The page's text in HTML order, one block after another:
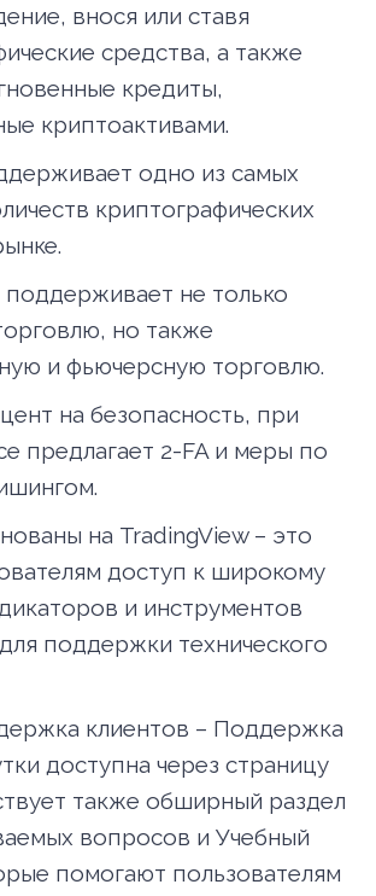
внося или ставя
средства, а также
кредиты,
криптоактивами.
одно из самых
криптографических
не только
но также
и фьючерсную торговлю.
на безопасность, при
предлагает 2-FA и меры по
на TradingView – это
доступ к широкому
и инструментов
поддержки технического
клиентов – Поддержка
доступна через страницу
также обширный раздел
вопросов и Учебный
помогают пользователям